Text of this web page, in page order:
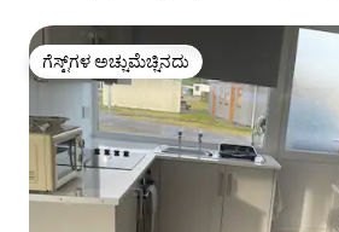
ಗೆಸ್ಟ್‌ಗಳ ಅಚ್ಚುಮೆಚ್ಚಿನದು
ಗೆಸ್ಟ್‌ಗಳ ಅಚ್ಚುಮೆಚ್ಚಿನದು